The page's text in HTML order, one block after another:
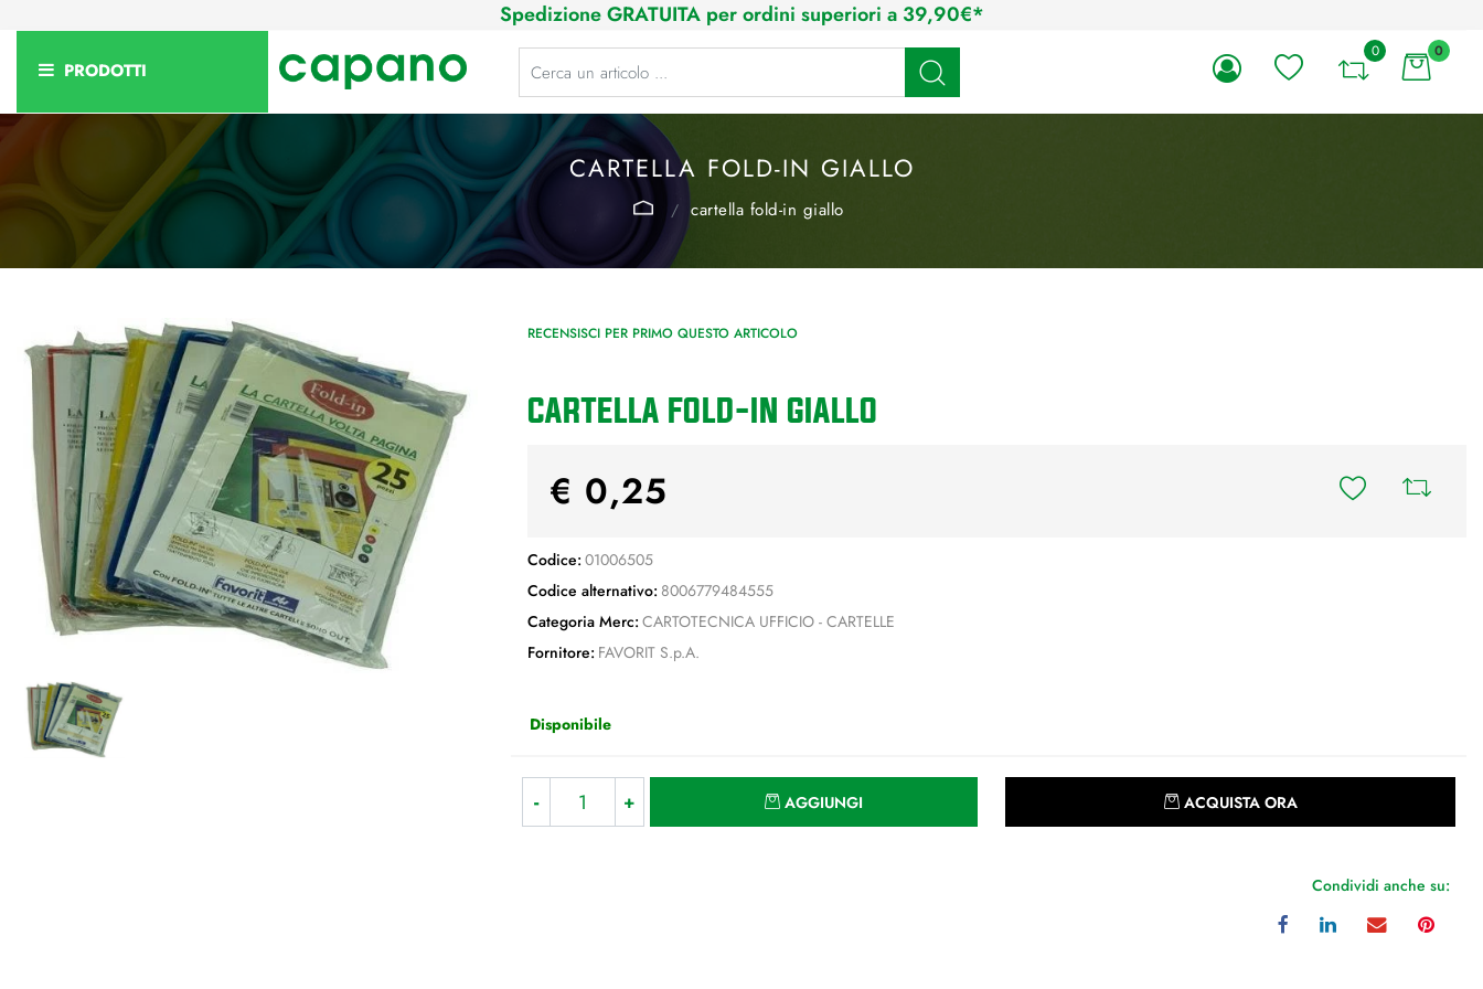
Spedizione GRATUITA per ordini superiori a 39,90€*
PRODOTTI
La modifica di un filtro aggiorna automaticamente gli altri filtri disponibili. 0 0
CARTELLA FOLD-IN GIALLO
cartella fold-in giallo
RECENSISCI PER PRIMO QUESTO ARTICOLO
CARTELLA FOLD-IN GIALLO
€ 0,25
Codice: 01006505
Codice alternativo: 8006779484555
Categoria Merc: CARTOTECNICA UFFICIO - CARTELLE
Fornitore: FAVORIT S.p.A.
Disponibile
AGGIUNGI ACQUISTA ORA
Condividi anche su: